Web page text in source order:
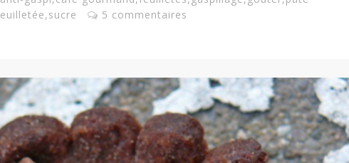
,sucre 5 commentaires